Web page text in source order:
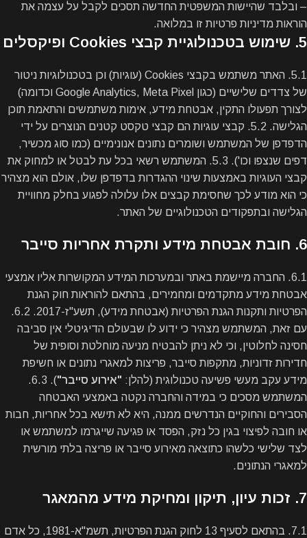
– ובלבד שהיישות המשפטית החדשה תסכים לקבל על עצמה את
הוראות מדיניות פרטיות זו במלואה.
5. שימוש בטכנולוגיית קבצי Cookies ופיקסלים
5.1. האתר משתמש בקבצי Cookies (עוגיות) וכן בטכנולוגיות ניטור
של צדדים שלישיים (כגון Google Analytics, Meta Pixel וכדומה)
לצורך תפעולו התקין, אבטחת מידע, אימות משתמשים והתאמת תוכן
הגלישה. 5.2. קבצי עוגיות הם קבצי טקסט קטנים הנוצרים על ידי
הדפדפן של המשתמש ושומרים נתונים אנונימיים (כמו סוג מכשיר,
דפים שנצפו וכו'). 5.3. המשתמש רשאי בכל עת לבטל או למחוק את
קבצי העוגיות באמצעות שינוי ההגדרות בדפדפן שלו, אולם הוא מצהיר
כי הוא מודע לכך שחסימת קבצים אלו עלולה לפגוע בחלק מחוויית
הגלישה ובתפקודים הטכנולוגיים של האתר.
6. חובת אבטחת מידע ותקרת אחריות סייבר
6.1. החברה מיישמת באתר ובמערכות המידע המקושרות אליו אמצעי
אבטחת מידע מתקדמים ומחמירים, בהתאם להוראות חוק הגנת
הפרטיות ותקנות הגנת הפרטיות (אבטחת מידע), תשע"ז-2017. 6.2.
עם זאת, המשתמש מצהיר כי ידוע לו שבעולם הדיגיטלי אין סביבה
חסינה לחלוטין, וכי לא ניתן להבטיח מניעה מוחלטת וסופית של
חדירות זדוניות, מתקפות סייבר, פריצות למאגרי נתונים או חשיפת
מידע עקב מעשי פשיעה טכנולוגית (להלן: "אירוע סייבר"
). 6.3.
המשתמש מסכים כי במידה והחברה נקטה באמצעי האבטחה
הסבירים והחוקיים הנדרשים ממנה, היא לא תישא בכל אחריות, חבות
או חובה לפיצוי בגין כל נזק, הפסד או פגיעה שייגרמו למשתמש או
לצד שלישי כלשהו כתוצאה מאירוע סייבר או פריצה בלתי מורשית
למאגרי הנתונים.
7. זכות עיון, תיקון ומחיקת מידע מהמאגר
7.1. בהתאם לסעיף 13 לחוק הגנת הפרטיות, תשמ"א-1981, כל אדם